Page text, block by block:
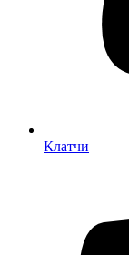
Клатчи